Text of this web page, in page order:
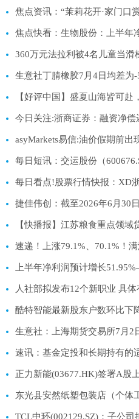
焦点资讯：“茉莉花开·家门口
焦点快看：生物股份：上半年
360万元法拉利被4名儿童当
生意社丁腈橡胶7月4日均差为
【好评中国】盛夏山海皆可
今日关注:浙商证券：融资净
asyMarkets易信:油价假期前出
每日短讯：交运股份（
每日看点!股票行情快报：XD
捷佳伟创：截至2026年6月30
【快播报】江苏粮食重点领
速递！上涨79.1%、70.1%！
上半年净利润预计增长
人社部拟发布12个新职业 具
酷特智能最新股东户数环比下
生意社：上海期货交易所7月2
速讯：基金定投和长期持有的
正力新能(03677.HK)签署A股
东光县安然纸塑包装店（个体
TCL中环(002129.SZ)：子公